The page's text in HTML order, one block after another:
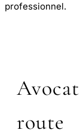
professionnel.
route